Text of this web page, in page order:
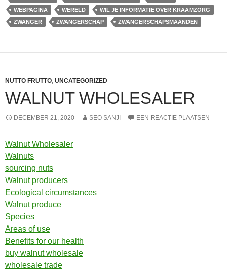
WEBPAGINA
WERELD
WIL JE INFORMATIE OVER KRAAMZORG
ZWANGER
ZWANGERSCHAP ZWANGERSCHAPSMAANDEN
NUTTO FRUTTO, UNCATEGORIZED
WALNUT WHOLESALER
DECEMBER 21, 2020 SEO SANJI EEN REACTIE PLAATSEN
Walnut Wholesaler
Walnuts
sourcing nuts
Walnut producers
Ecological circumstances
Walnut produce
Species
Areas of use
Benefits for our health
buy walnut wholesale
wholesale trade